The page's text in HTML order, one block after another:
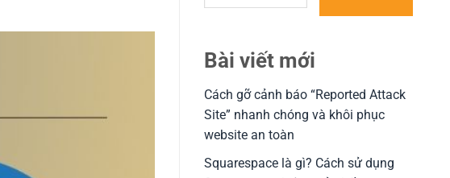
Bài viết mới
Cách gỡ cảnh báo “Reported Attack
Site” nhanh chóng và khôi phục
website an toàn
Squarespace là gì? Cách sử dụng